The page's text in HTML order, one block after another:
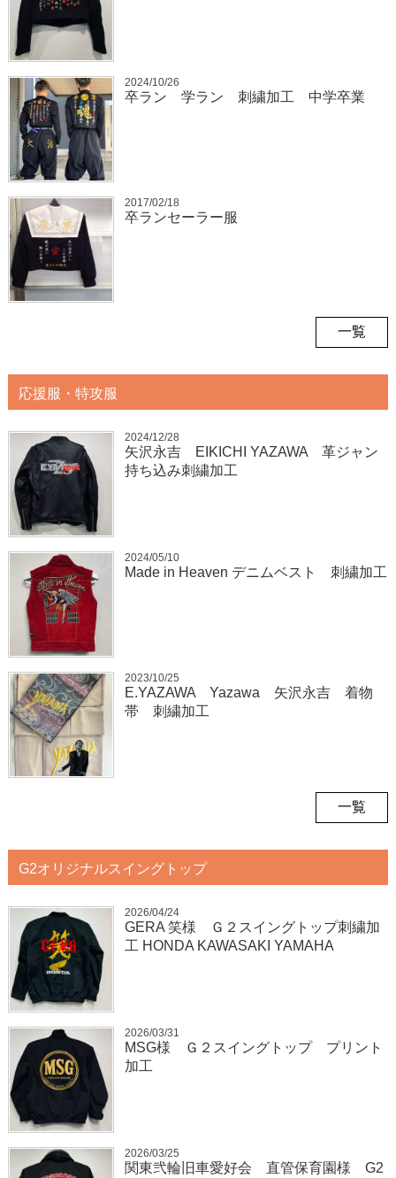
2024/10/26
卒ラン 学ラン 刺繍加工 中学卒業
2017/02/18
卒ランセーラー服
一覧
応援服・特攻服
2024/12/28
矢沢永吉 EIKICHI YAZAWA 革ジャン
持ち込み刺繍加工
2024/05/10
Made in Heaven デニムベスト 刺繍加工
2023/10/25
E.YAZAWA Yazawa 矢沢永吉 着物
帯 刺繍加工
一覧
G2オリジナルスイングトップ
2026/04/24
GERA 笑様 Ｇ２スイングトップ刺繍加
工 HONDA KAWASAKI YAMAHA
2026/03/31
MSG様 Ｇ２スイングトップ プリント
加工
2026/03/25
関東弐輪旧車愛好会 直管保育園様 G2